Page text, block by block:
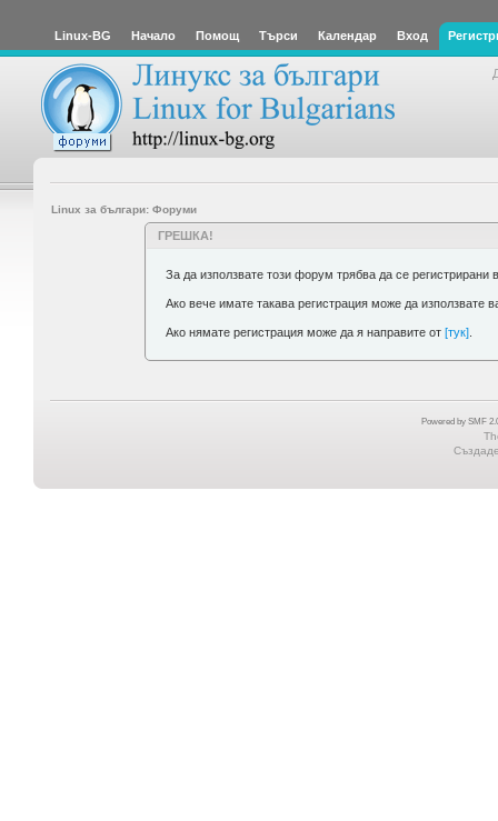
Linux-BG Начало Помощ Търси Календар Вход
Linux за българи: Форуми
ГРЕШКА!
За да използвате този форум трябва да се регистрирани
Ако вече имате такава регистрация може да използвате
Ако нямате регистрация може да я направите от[тук]
Powered by SMF